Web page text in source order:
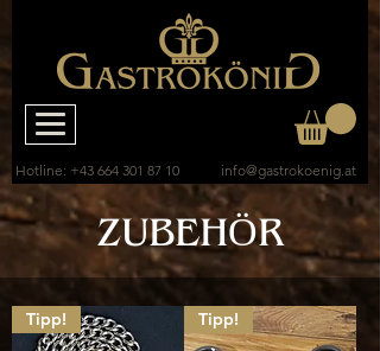
Hotline: +43 664 301 87 10 info@gastrokoenig.at
ZUBEHÖR
Tipp! Tipp!